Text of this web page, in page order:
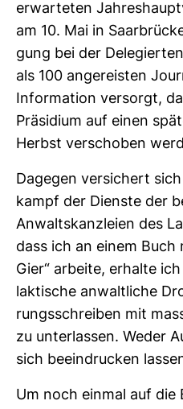
erwar­teten
am 10. Mai in
gung bei der
als 100 ange­reisten
Infor­ma­tion ver­sorgt,
Prä­si­dium auf einen
Herbst ver­schoben
Dagegen ver­si­chert
kampf der Dienste der
Anwalts­kanz­leien des
dass ich an einem Buch
Gier“ arbeite, erhalte
lak­ti­sche anwalt­liche
rungs­schreiben mit
zu unter­lassen. Weder
sich beein­dru­cken
Um noch einmal auf die